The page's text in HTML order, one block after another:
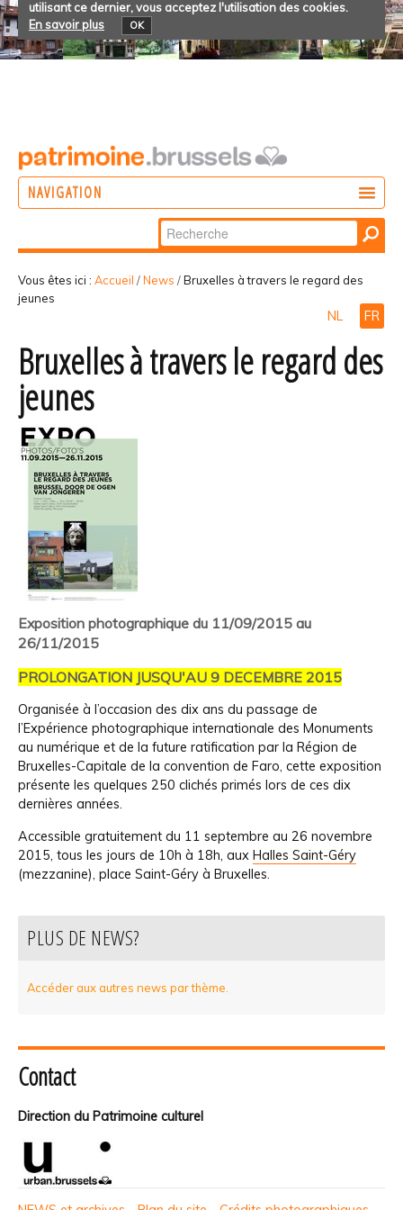
utilisant ce dernier, vous acceptez l'utilisation des cookies.
En savoir plus
OK
NAVIGATION
Chercher par
Recherche
avancée…
Vous êtes ici : Accueil /News /Bruxelles à travers le regard des
jeunes
NL FR
Bruxelles à travers le regard des
jeunes
Exposition photographique du 11/09/2015 au
26/11/2015
PROLONGATION JUSQU'AU 9 DECEMBRE 2015
Organisée à l’occasion des dix ans du passage de
l’Expérience photographique internationale des Monuments
au numérique et de la future ratification par la Région de
Bruxelles-Capitale de la convention de Faro, cette exposition
présente les quelques 250 clichés primés lors de ces dix
dernières années.
Accessible gratuitement du 11 septembre au 26 novembre
2015, tous les jours de 10h à 18h, aux Halles Saint-Géry
(mezzanine), place Saint-Géry à Bruxelles.
PLUS DE NEWS?
Accéder aux autres news par thème.
Contact
Direction du Patrimoine culturel